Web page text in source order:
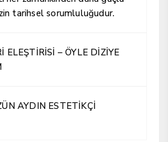
tarihsel sorumluluğudur.
ELEŞTİRİSİ – ÖYLE DİZİYE